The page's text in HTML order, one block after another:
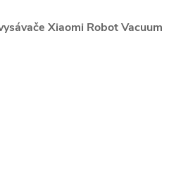
Xiaomi Robot Vacuum